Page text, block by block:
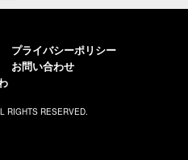
プライバシーポリシー
お問い合わせ
RIGHTS RESERVED.